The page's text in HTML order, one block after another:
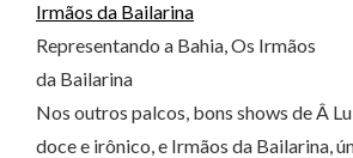
Representando a Bahia, Os Irmãos
da Bailarina
Nos outros palcos, bons shows de Â
doce e irônico, e Irmãos da Bailarina,